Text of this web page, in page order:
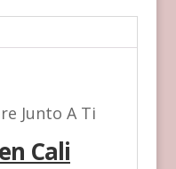
Junto A Ti
Cali